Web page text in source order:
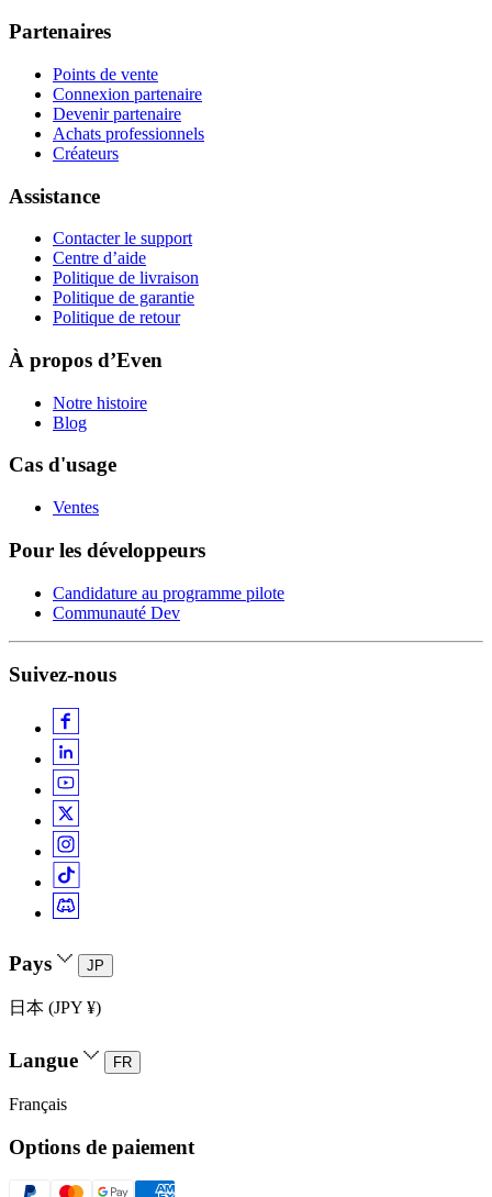
Partenaires
Points de vente
Connexion partenaire
Devenir partenaire
Achats professionnels
Créateurs
Assistance
Contacter le support
Centre d’aide
Politique de livraison
Politique de garantie
Politique de retour
À propos d’Even
Notre histoire
Blog
Cas d'usage
Ventes
Pour les développeurs
Candidature au programme pilote
Communauté Dev
Suivez-nous
Pays JP
日本 (JPY ¥)
Langue FR
Français
Options de paiement